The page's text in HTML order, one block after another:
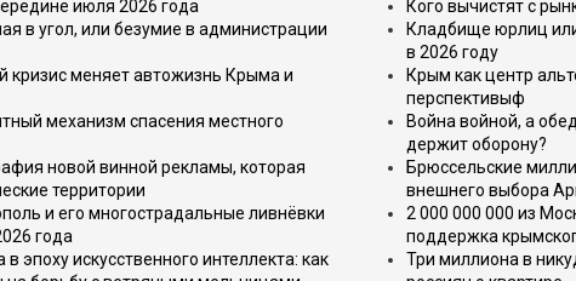
июля 2026 года
в угол, или безумие в администрации
кризис меняет автожизнь Крыма и
механизм спасения местного
новой винной рекламы, которая
территории
и его многострадальные ливнёвки
года
эпоху искусственного интеллекта: как
Кого вычистят с
Кладбище юрлиц
в 2026 году
Крым как центр
перспективыф
Война войной, а
держит оборону?
Брюссельские
внешнего выбора
2 000 000 000 из
поддержка
Три миллиона в